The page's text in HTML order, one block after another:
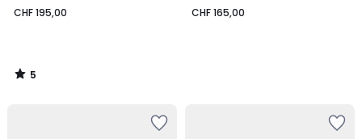
CHF 195,00
5
/
CHF 165,00